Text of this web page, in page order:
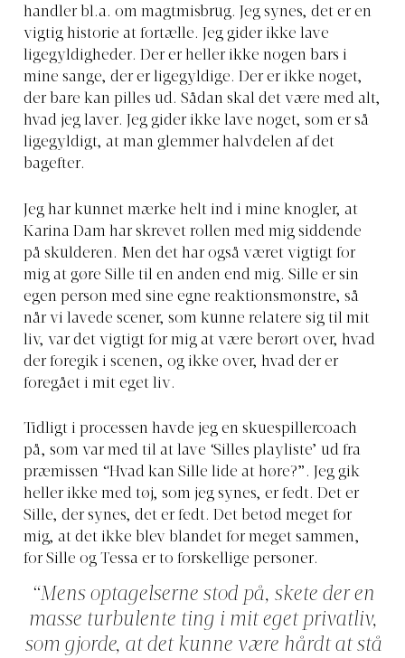
handler bl.a. om magtmisbrug. Jeg synes, det er en
vigtig historie at fortælle. Jeg gider ikke lave
ligegyldigheder. Der er heller ikke nogen bars i
mine sange, der er ligegyldige. Der er ikke noget,
der bare kan pilles ud. Sådan skal det være med alt,
hvad jeg laver. Jeg gider ikke lave noget, som er så
ligegyldigt, at man glemmer halvdelen af det
bagefter.
Jeg har kunnet mærke helt ind i mine knogler, at
Karina Dam har skrevet rollen med mig siddende
på skulderen. Men det har også været vigtigt for
mig at gøre Sille til en anden end mig. Sille er sin
egen person med sine egne reaktionsmønstre, så
når vi lavede scener, som kunne relatere sig til mit
liv, var det vigtigt for mig at være berørt over, hvad
der foregik i scenen, og ikke over, hvad der er
foregået i mit eget liv.
Tidligt i processen havde jeg en skuespillercoach
på, som var med til at lave ‘Silles playliste’ ud fra
præmissen “Hvad kan Sille lide at høre?”. Jeg gik
heller ikke med tøj, som jeg synes, er fedt. Det er
Sille, der synes, det er fedt. Det betød meget for
mig, at det ikke blev blandet for meget sammen,
for Sille og Tessa er to forskellige personer.
“Mens optagelserne stod på, skete der en
masse turbulente ting i mit eget privatliv,
som gjorde, at det kunne være hårdt at stå